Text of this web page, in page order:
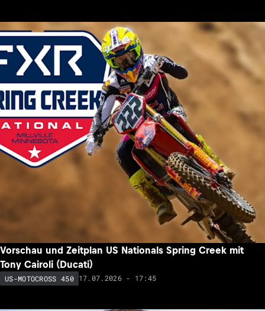
Vorschau und Zeitplan US Nationals Spring Creek mit
Tony Cairoli (Ducati)
US-MOTOCROSS 450 17.07.2026 - 17:45